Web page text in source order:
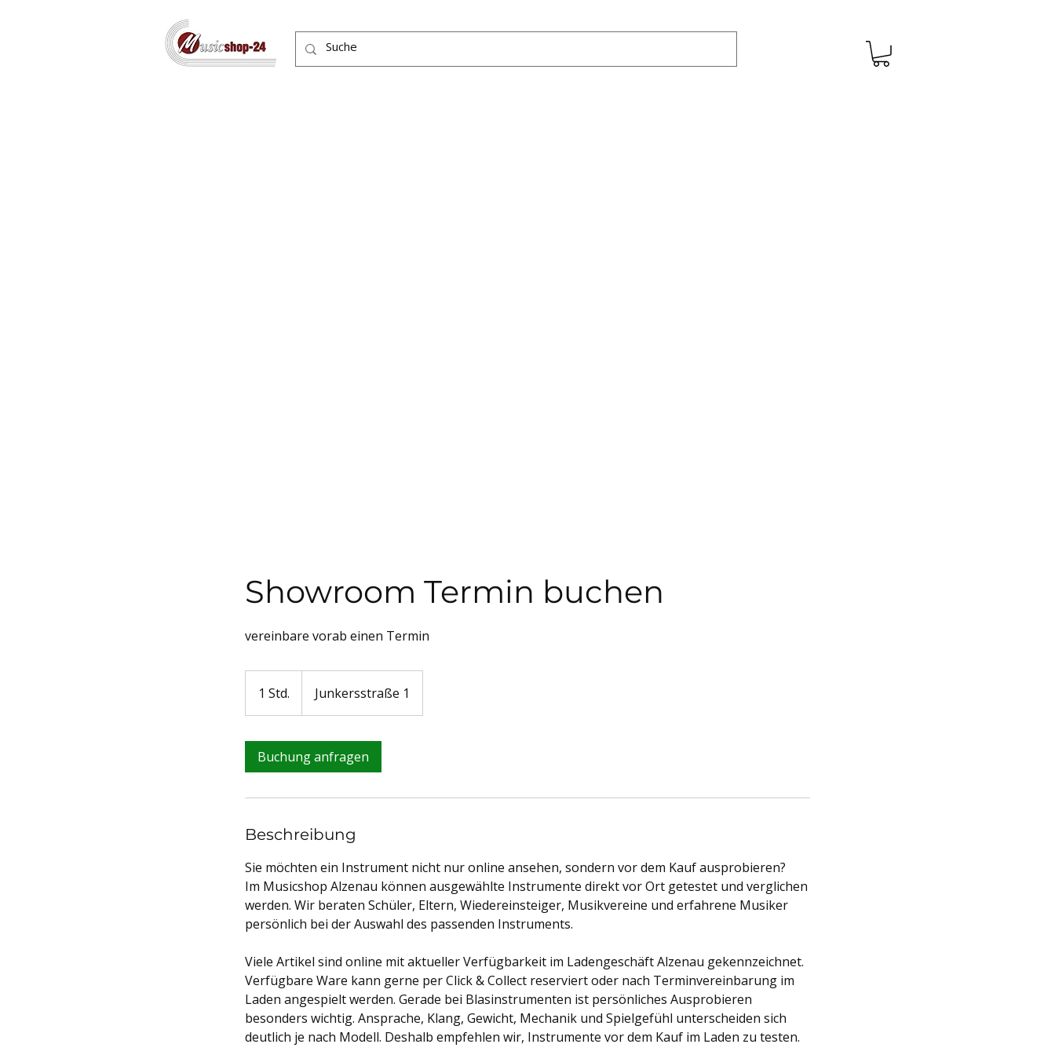
Showroom Termin buchen
vereinbare vorab einen Termin
1 Std.
S
Junkersstraße 1
Buchung anfragen
Beschreibung
Sie möchten ein Instrument nicht nur online ansehen, sondern vor dem Kauf ausprobieren?
Im Musicshop Alzenau können ausgewählte Instrumente direkt vor Ort getestet und verglichen
werden. Wir beraten Schüler, Eltern, Wiedereinsteiger, Musikvereine und erfahrene Musiker
persönlich bei der Auswahl des passenden Instruments.
Viele Artikel sind online mit aktueller Verfügbarkeit im Ladengeschäft Alzenau gekennzeichnet.
Verfügbare Ware kann gerne per Click & Collect reserviert oder nach Terminvereinbarung im
Laden angespielt werden. Gerade bei Blasinstrumenten ist persönliches Ausprobieren
besonders wichtig. Ansprache, Klang, Gewicht, Mechanik und Spielgefühl unterscheiden sich
deutlich je nach Modell. Deshalb empfehlen wir, Instrumente vor dem Kauf im Laden zu testen.